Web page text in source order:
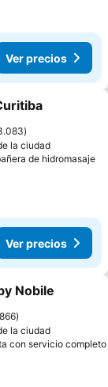
Ver precios
la ciudad
de hidromasaje
Ver precios
Nobile
la ciudad
con servicio completo